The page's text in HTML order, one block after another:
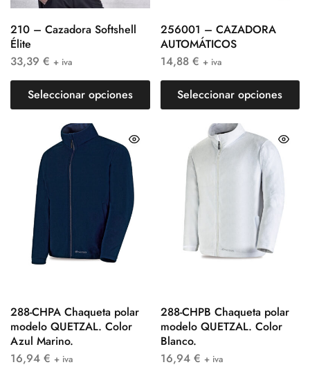
210 – Cazadora Softshell
Élite
33,39 € + iva
Seleccionar opciones
256001 – CAZADORA
AUTOMÁTICOS
14,88 € + iva
Seleccionar opciones
288-CHPA Chaqueta polar
modelo QUETZAL. Color
Azul Marino.
16,94 € + iva
288-CHPB Chaqueta polar
modelo QUETZAL. Color
Blanco.
16,94 € + iva